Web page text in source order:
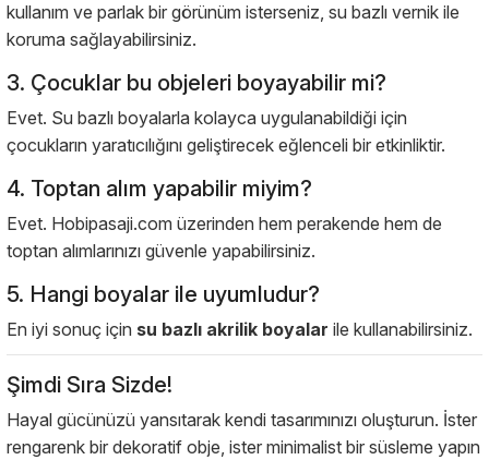
kullanım ve parlak bir görünüm isterseniz, su bazlı vernik ile
koruma sağlayabilirsiniz.
3. Çocuklar bu objeleri boyayabilir mi?
Evet. Su bazlı boyalarla kolayca uygulanabildiği için
çocukların yaratıcılığını geliştirecek eğlenceli bir etkinliktir.
4. Toptan alım yapabilir miyim?
Evet. Hobipasaji.com üzerinden hem perakende hem de
toptan alımlarınızı güvenle yapabilirsiniz.
5. Hangi boyalar ile uyumludur?
En iyi sonuç için su bazlı akrilik boyalar ile kullanabilirsiniz.
Şimdi Sıra Sizde!
Hayal gücünüzü yansıtarak kendi tasarımınızı oluşturun. İster
rengarenk bir dekoratif obje, ister minimalist bir süsleme yapın